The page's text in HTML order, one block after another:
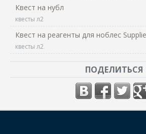
Квест на нубл
квесты л2
Квест на реагенты для ноблес
квесты л2
ПОДЕЛИТЬСЯ